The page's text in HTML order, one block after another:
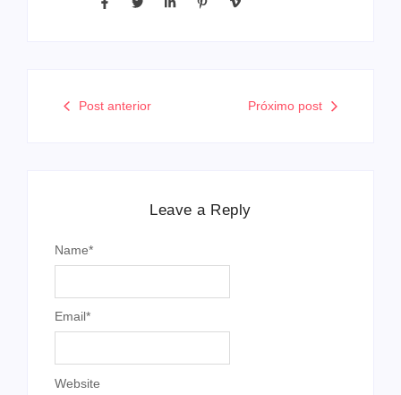
Post anterior Próximo post
Leave a Reply
Name*
Email*
Website